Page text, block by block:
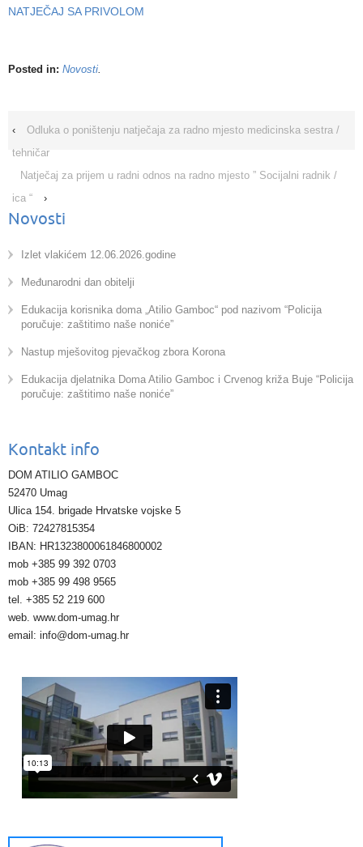
NATJEČAJ SA PRIVOLOM
Posted in: Novosti
‹
Odluka o poništenju natječaja za radno mjesto medicinska sestra /
tehničar
Natječaj za prijem u radni odnos na radno mjesto ” Socijalni radnik /
ica “
›
Novosti
Izlet vlakićem 12.06.2026.godine
Međunarodni dan obitelji
Edukacija korisnika doma „Atilio Gamboc“ pod nazivom “Policija
poručuje: zaštitimo naše noniće”
Nastup mješovitog pjevačkog zbora Korona
Edukacija djelatnika Doma Atilio Gamboc i Crvenog križa Buje “Policija
poručuje: zaštitimo naše noniće”
Kontakt info
DOM ATILIO GAMBOC
52470 Umag
Ulica 154. brigade Hrvatske vojske 5
OiB: 72427815354
IBAN: HR1323800061846800002
mob +385 99 392 0703
mob +385 99 498 9565
tel. +385 52 219 600
web. www.dom-umag.hr
email: info@dom-umag.hr